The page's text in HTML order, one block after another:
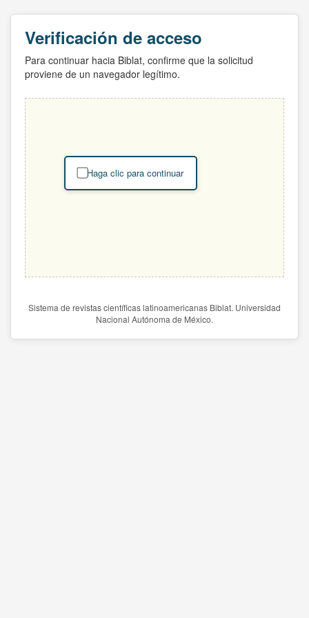
Verificación de acceso
Para continuar hacia Biblat, confirme que la solicitud
proviene de un navegador legítimo.
Haga clic para continuar
Sistema de revistas científicas latinoamericanas Biblat. Universidad
Nacional Autónoma de México.